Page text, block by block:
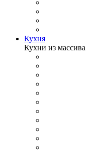
Кухня
Кухни из массива